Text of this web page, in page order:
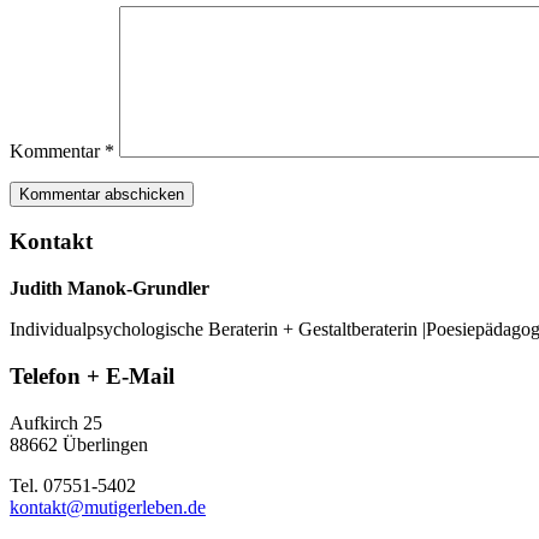
Kommentar *
Kontakt
Judith Manok-Grundler
Individualpsychologische Beraterin + Gestaltberaterin
Telefon + E-Mail
Aufkirch 25
88662 Überlingen
Tel. 07551-5402
kontakt@mutigerleben.de